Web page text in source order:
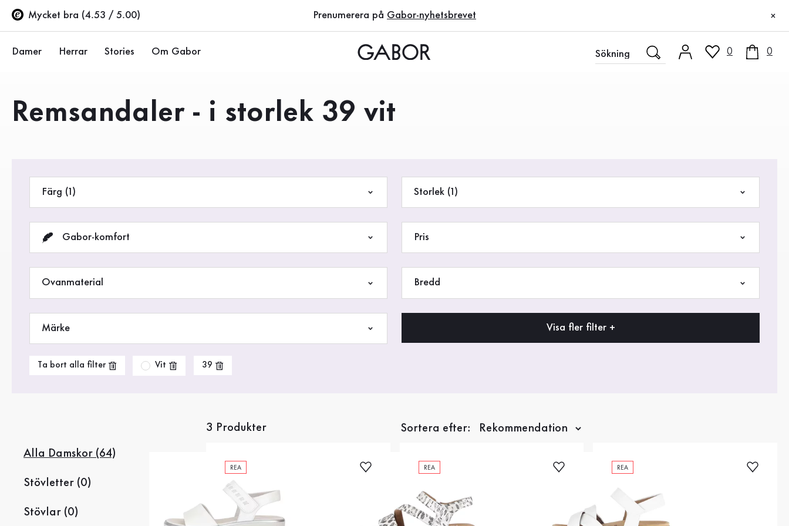
Till huvudinnehåll
Till innehållsförteckning
Till huvudnavigation
Mycket bra (4.53 / 5.00)
Prenumerera på Gabor-nyhetsbrevet ×
Damer
Halvskor
Sneakers
Stövlar
Herrar
Halvskor
Stories Om Gabor
Hållbarhet
0 0
Produkter
Remsandaler - i storlek 39 vit
Färg (1) Storlek (1)
Gabor-komfort Pris
Ovanmaterial Bredd
Märke Visa fler filter +
Ta bort alla filter Vit 39
Alla Damskor (64)
Stövletter (0)
Stövlar (0)
3 Produkter Sortera efter:
REA REA REA